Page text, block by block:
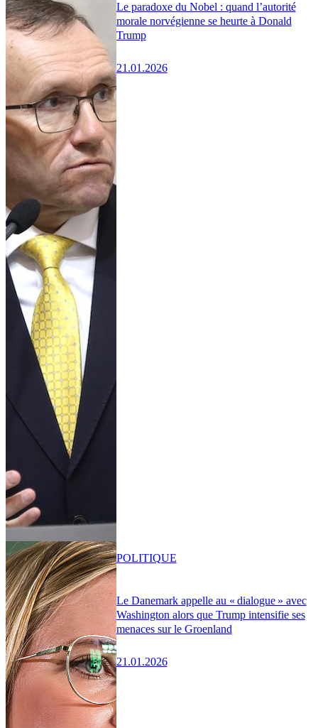
Le paradoxe du Nobel : quand l’autorité
morale norvégienne se heurte à Donald
Trump
21.01.2026
Le Danemark appelle au « dialogue » avec
Washington alors que Trump intensifie ses
menaces sur le Groenland
21.01.2026
POLITIQUE